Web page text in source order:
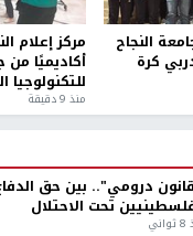
جامعة النجاح
كرة
مركز إعلام
أكاديميًا من
للتكنولوجيا
منذ 9 دقيقة
درومي".. بين حق
تحت الاحتلال